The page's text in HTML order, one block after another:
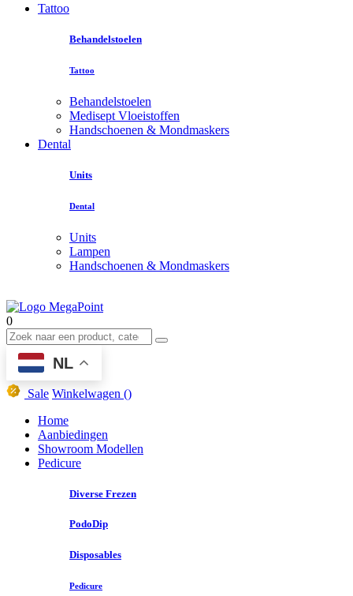
Tattoo
Behandelstoelen
Tattoo
Behandelstoelen
Medisept Vloeistoffen
Handschoenen & Mondmaskers
Dental
Units
Dental
Units
Lampen
Handschoenen & Mondmaskers
0
NL
Sale Winkelwagen ()
Home
Aanbiedingen
Showroom Modellen
Pedicure
Diverse Frezen
PodoDip
Disposables
Pedicure